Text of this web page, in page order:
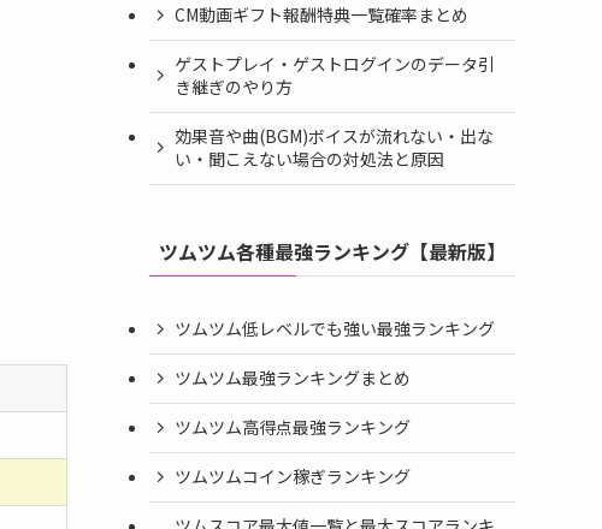
CM動画ギフト報酬特典一覧確率まとめ
ゲストプレイ・ゲストログインのデータ引
き継ぎのやり方
効果音や曲(BGM)ボイスが流れない・出な
い・聞こえない場合の対処法と原因
ツムツム各種最強ランキング【最新版】
ツムツム低レベルでも強い最強ランキング
ツムツム最強ランキングまとめ
ツムツム高得点最強ランキング
ツムツムコイン稼ぎランキング